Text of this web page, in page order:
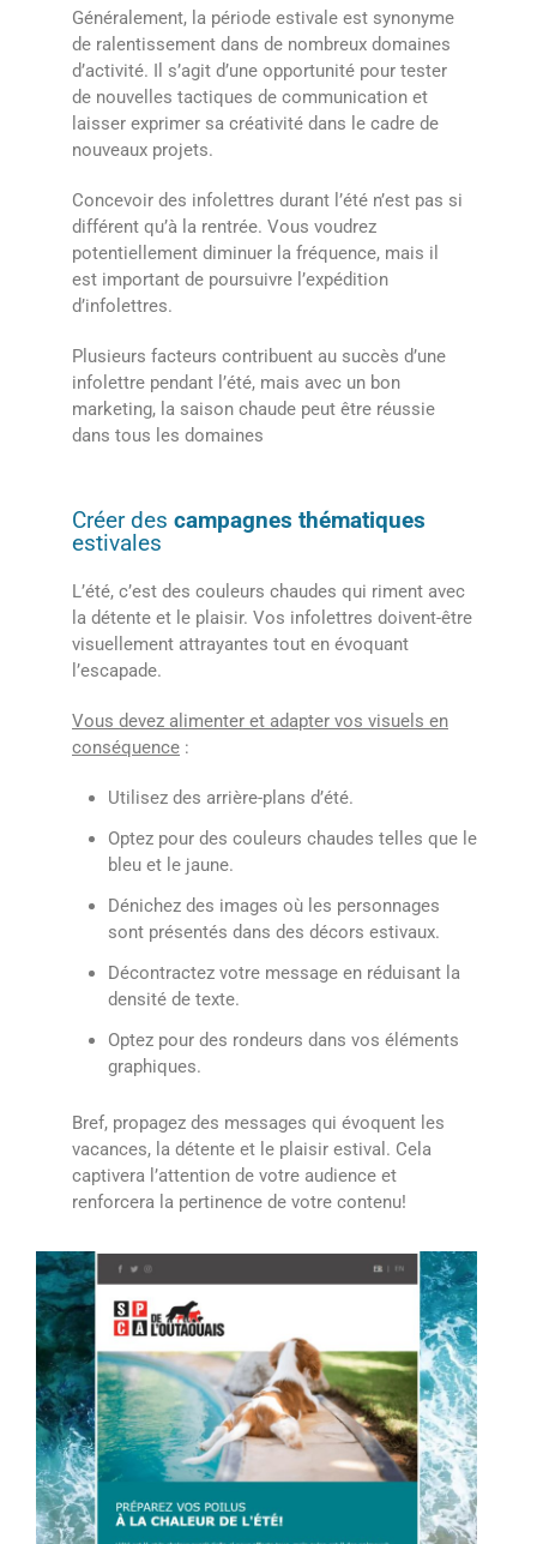
Généralement, la période estivale est synonyme
de ralentissement dans de nombreux domaines
d’activité. Il s’agit d’une opportunité pour tester
de nouvelles tactiques de communication et
laisser exprimer sa créativité dans le cadre de
nouveaux projets.
Concevoir des infolettres durant l’été n’est pas si
différent qu’à la rentrée. Vous voudrez
potentiellement diminuer la fréquence, mais il
est important de poursuivre l’expédition
d’infolettres.
Plusieurs facteurs contribuent au succès d’une
infolettre pendant l’été, mais avec un bon
marketing, la saison chaude peut être réussie
dans tous les domaines
Créer des campagnes thématiques
estivales
L’été, c’est des couleurs chaudes qui riment avec
la détente et le plaisir. Vos infolettres doivent-être
visuellement attrayantes tout en évoquant
l’escapade.
Vous devez alimenter et adapter vos visuels en
conséquence :
Utilisez des arrière-plans d’été.
Optez pour des couleurs chaudes telles que le
bleu et le jaune.
Dénichez des images où les personnages
sont présentés dans des décors estivaux.
Décontractez votre message en réduisant la
densité de texte.
Optez pour des rondeurs dans vos éléments
graphiques.
Bref, propagez des messages qui évoquent les
vacances, la détente et le plaisir estival. Cela
captivera l’attention de votre audience et
renforcera la pertinence de votre contenu!